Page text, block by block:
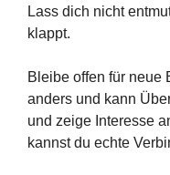
Lass dich nicht
klappt.
Bleibe offen für neue
anders und kann
und zeige Interesse
kannst du echte